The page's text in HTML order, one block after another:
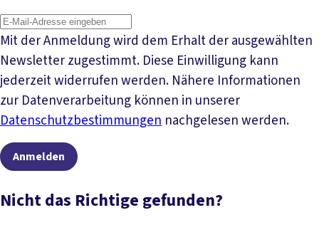
Mit der Anmeldung wird dem Erhalt der ausgewählten
Newsletter zugestimmt. Diese Einwilligung kann
jederzeit widerrufen werden. Nähere Informationen
zur Datenverarbeitung können in unserer
Datenschutzbestimmungen nachgelesen werden.
Anmelden
Nicht das Richtige gefunden?